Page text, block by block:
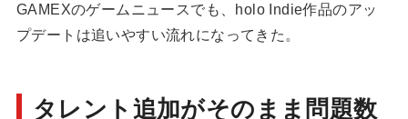
GAMEXのゲームニュースでも、holo Indie作品のアッ
プデートは追いやすい流れになってきた。
タレント追加がそのまま問題数